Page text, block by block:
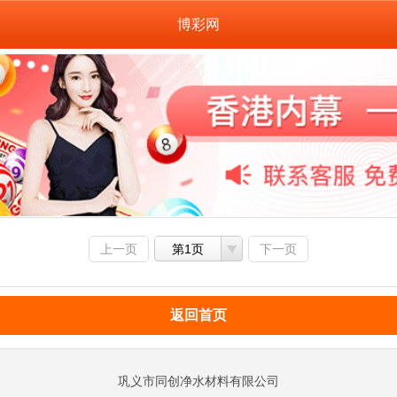
博彩网
上一页 第1页 下一页
返回首页
巩义市同创净水材料有限公司